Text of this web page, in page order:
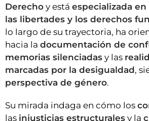
Derecho y está especializada
las libertades y los derechos
lo largo de su trayectoria, ha
hacia la documentación de
memorias silenciadas y las
marcadas por la desigualdad,
perspectiva de género.
Su mirada indaga en cómo los
las injusticias estructurales y la